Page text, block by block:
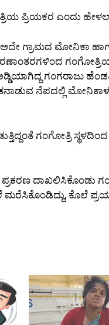
ಪ್ರಿಯಕರ ಎಂದು
ಗ್ರಾಮದ ಮೋನಿಕಾ
ಕಾರಣಾಂತರಗಳಿಂದ
ಗಂಗರಾಜು
ನೆಪದಲ್ಲಿ
ಗಂಗೋತ್ರಿ ಸ್ಥಳದಿಂದ
ದಾಖಲಿಸಿಕೊಂಡು
ಕೊಲೆ